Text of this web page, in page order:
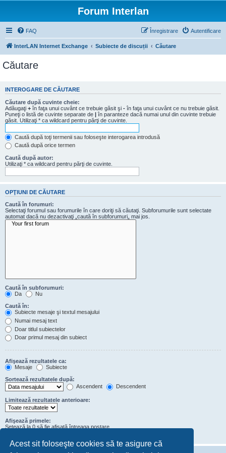
Acest sit foloseşte cookies să te asigure că
Forum Interlan
FAQ Autentificare
Înregistrare
InterLAN Internet Exchange Subiecte de discuții Căutare
Căutare
INTEROGARE DE CĂUTARE
Căutare după cuvinte cheie:
Adăugaţi + în faţa unui cuvânt ce trebuie găsit şi - în faţa unui cuvânt ce nu trebuie găsit.
Puneţi o listă de cuvinte separate de | în paranteze dacă numai unul din cuvinte trebuie
găsit. Utilizaţi * ca wildcard pentru părţi de cuvinte.
Caută după toţi termenii sau foloseşte interogarea introdusă
Caută după orice termen
Caută după autor:
Utilizaţi * ca wildcard pentru părţi de cuvinte.
OPŢIUNI DE CĂUTARE
Caută în forumuri:
Selectaţi forumul sau forumurile în care doriţi să căutaţi. Subforumurile sunt selectate
automat dacă nu dezactivaţi „caută în subforumuri„ mai jos.
Caută în subforumuri:
Da
Nu
Caută în:
Subiecte mesaje şi textul mesajului
Numai mesaj text
Doar titlul subiectelor
Doar primul mesaj din subiect
Afişează rezultatele ca:
Mesaje
Subiecte
Sortează rezultatele după:
Ascendent
Descendent
Limitează rezultatele anterioare:
Afişează primele:
Setează la 0 să fie afişată întreaga postare.